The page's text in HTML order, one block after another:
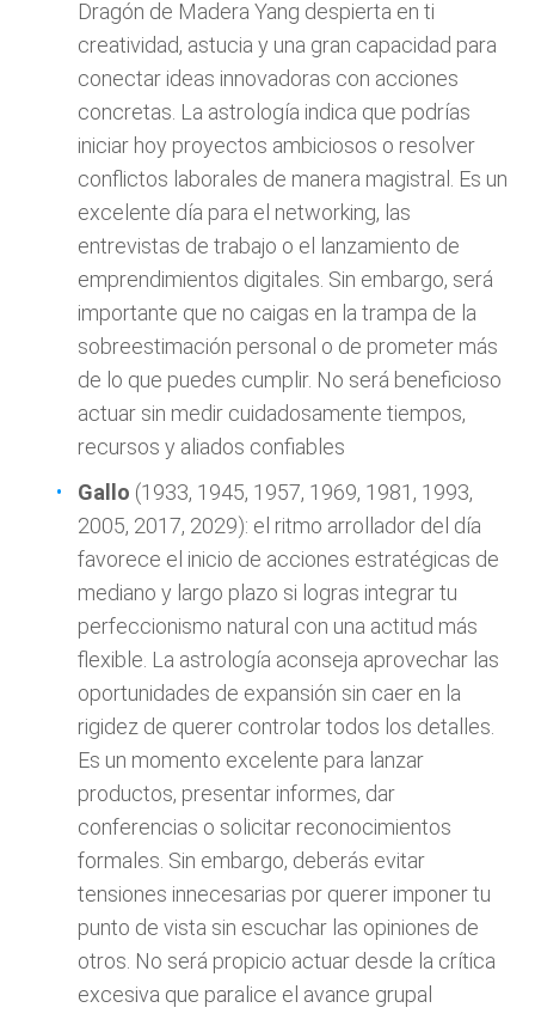
Dragón de Madera Yang despierta en ti
creatividad, astucia y una gran capacidad para
conectar ideas innovadoras con acciones
concretas. La astrología indica que podrías
iniciar hoy proyectos ambiciosos o resolver
conflictos laborales de manera magistral. Es un
excelente día para el networking, las
entrevistas de trabajo o el lanzamiento de
emprendimientos digitales. Sin embargo, será
importante que no caigas en la trampa de la
sobreestimación personal o de prometer más
de lo que puedes cumplir. No será beneficioso
actuar sin medir cuidadosamente tiempos,
recursos y aliados confiables
Gallo (1933, 1945, 1957, 1969, 1981, 1993,
2005, 2017, 2029): el ritmo arrollador del día
favorece el inicio de acciones estratégicas de
mediano y largo plazo si logras integrar tu
perfeccionismo natural con una actitud más
flexible. La astrología aconseja aprovechar las
oportunidades de expansión sin caer en la
rigidez de querer controlar todos los detalles.
Es un momento excelente para lanzar
productos, presentar informes, dar
conferencias o solicitar reconocimientos
formales. Sin embargo, deberás evitar
tensiones innecesarias por querer imponer tu
punto de vista sin escuchar las opiniones de
otros. No será propicio actuar desde la crítica
excesiva que paralice el avance grupal